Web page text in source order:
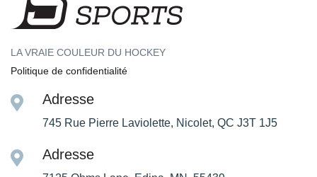
LA VRAIE COULEUR DU HOCKEY
Politique de confidentialité
Adresse
745 Rue Pierre Laviolette, Nicolet, QC J3T 1J5
Adresse